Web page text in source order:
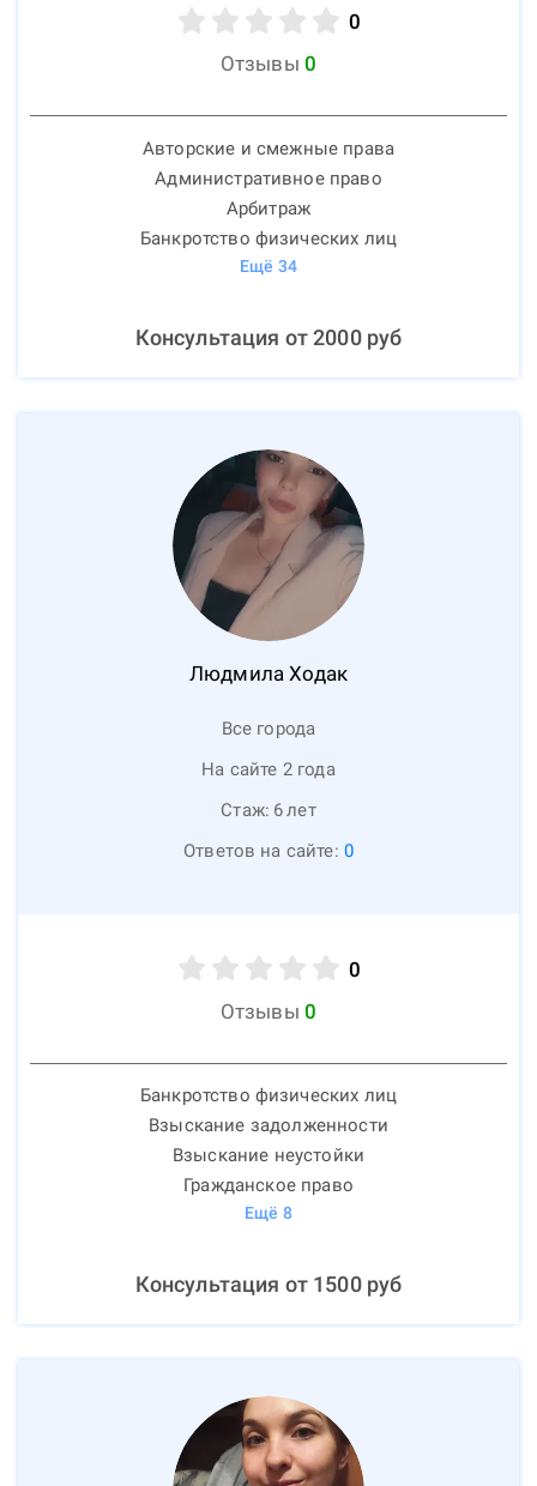
0
Отзывы 0
Авторские и смежные права
Административное право
Арбитраж
Банкротство физических лиц
Ещё 34
Консультация от2000руб
Людмила Ходак
Все города
На сайте 2 года
Стаж: 6лет
Ответов на сайте: 0
0
Отзывы 0
Банкротство физических лиц
Взыскание задолженности
Взыскание неустойки
Гражданское право
Ещё 8
Консультация от 1500руб